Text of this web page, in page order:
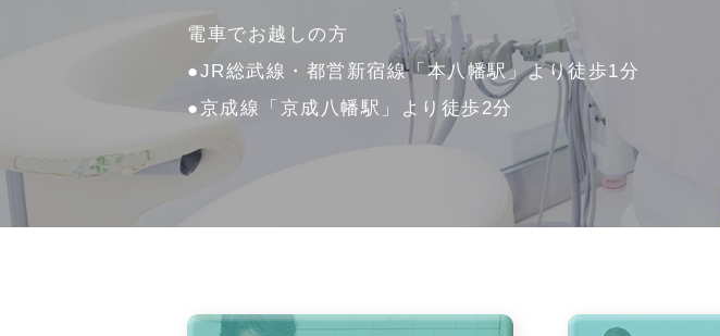
電車でお越しの方
●JR総武線・都営新宿線「本八幡駅」より徒歩1分
●京成線「京成八幡駅」より徒歩2分